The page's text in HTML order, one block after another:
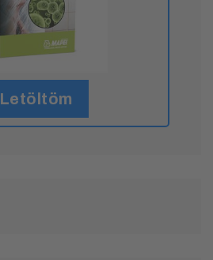
Letöltöm